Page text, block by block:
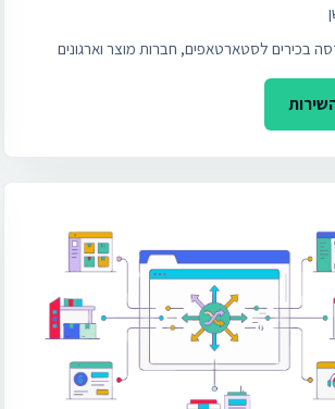
בכירים לסטארטאפים, חברות מוצר וארגונים